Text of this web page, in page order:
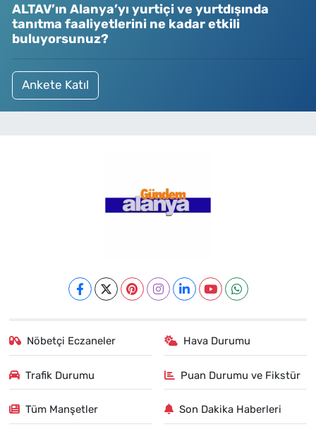
ALTAV’ın Alanya’yı yurtiçi ve yurtdışında
tanıtma faaliyetlerini ne kadar etkili
buluyorsunuz?
Ankete Katıl
Nöbetçi Eczaneler Hava Durumu
Trafik Durumu Puan Durumu ve Fikstür
Tüm Manşetler Son Dakika Haberleri